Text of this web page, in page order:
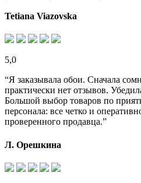
Tetiana Viazovska
5,0
“Я заказывала обои. Сначала
практически нет отзывов.
Большой выбор товаров по
персонала: все четко и
проверенного продавца.”
Л. Орешкина